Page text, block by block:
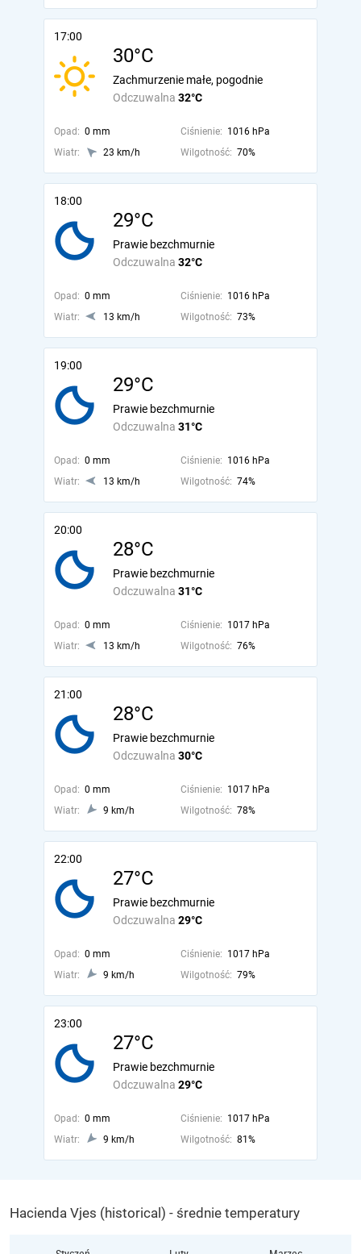
17:00
30°C
Odczuwalna 32°C
Zachmurzenie małe, pogodnie
Opad: 0 mm Ciśnienie: 1016 hPa
Wiatr:
23 km/h Wilgotność: 70%
18:00
29°C
Odczuwalna 32°C
Prawie bezchmurnie
Opad: 0 mm Ciśnienie: 1016 hPa
Wiatr:
13 km/h Wilgotność: 73%
19:00
29°C
Odczuwalna 31°C
Prawie bezchmurnie
Opad: 0 mm Ciśnienie: 1016 hPa
Wiatr:
13 km/h Wilgotność: 74%
20:00
28°C
Odczuwalna 31°C
Prawie bezchmurnie
Opad: 0 mm Ciśnienie: 1017 hPa
Wiatr:
13 km/h Wilgotność: 76%
21:00
28°C
Odczuwalna 30°C
Prawie bezchmurnie
Opad: 0 mm Ciśnienie: 1017 hPa
Wiatr:
9 km/h Wilgotność: 78%
22:00
27°C
Odczuwalna 29°C
Prawie bezchmurnie
Opad: 0 mm Ciśnienie: 1017 hPa
Wiatr:
9 km/h Wilgotność: 79%
23:00
27°C
Odczuwalna 29°C
Prawie bezchmurnie
Opad: 0 mm Ciśnienie: 1017 hPa
Wiatr:
9 km/h Wilgotność: 81%
Hacienda Vjes (historical) - średnie temperatury